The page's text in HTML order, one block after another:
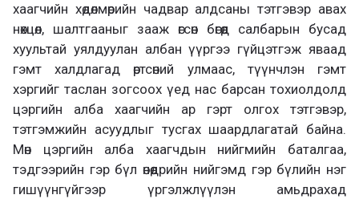
хаагчийн хөдөлмөрийн чадвар алдсаны тэтгэвэр авах
нөхцөл, шалтгааныг зааж өгсөн бөгөөд салбарын бусад
хуультай уялдуулан албан үүргээ гүйцэтгэж яваад
гэмт халдлагад өртсөний улмаас, түүнчлэн гэмт
хэргийг таслан зогсоох үед нас барсан тохиолдолд
цэргийн алба хаагчийн ар гэрт олгох тэтгэвэр,
тэтгэмжийн асуудлыг тусгах шаардлагатай байна.
Мөн цэргийн алба хаагчдын нийгмийн баталгаа,
тэдгээрийн гэр бүл өнөөдрийн нийгэмд гэр бүлийн нэг
гишүүнгүйгээр үргэлжлүүлэн амьдрахад